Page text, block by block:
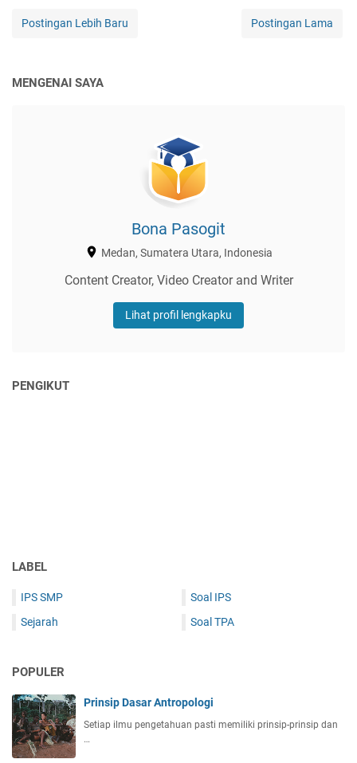
Postingan Lebih Baru Postingan Lama
MENGENAI SAYA
Bona Pasogit
Medan, Sumatera Utara, Indonesia
Content Creator, Video Creator and Writer
Lihat profil lengkapku
PENGIKUT
LABEL
IPS SMP
Sejarah
Soal IPS
Soal TPA
POPULER
Prinsip Dasar Antropologi
Setiap ilmu pengetahuan pasti memiliki prinsip-prinsip dan
…